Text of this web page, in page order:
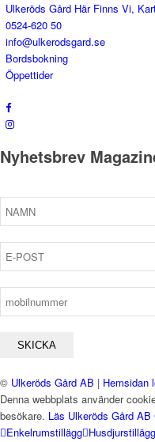
Ulkeröds Gård Här Finns Vi,
0524-620 50
info@ulkerodsgard.se
Bordsbokning
Öppettider
Nyhetsbrev
© Ulkeröds Gård AB | Hemsidan
Denna webbplats använder
besökare. Läs Ulkeröds Gård AB
Enkelrumstillägg Husdjurstillägg